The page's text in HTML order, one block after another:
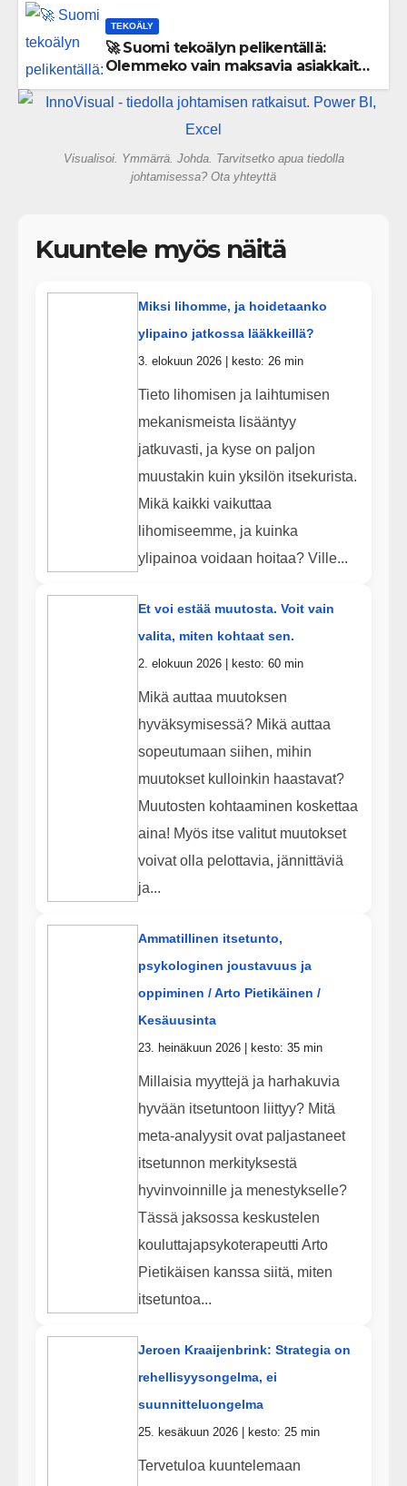
TEKOÄLY
🚀 Suomi tekoälyn pelikentällä:
Olemmeko vain maksavia asiakkaita
gigatehtaan?
Visualisoi. Ymmärrä. Johda. Tarvitsetko apua tiedolla
johtamisessa? Ota yhteyttä
Kuuntele myös näitä
Miksi lihomme, ja hoidetaanko
ylipaino jatkossa lääkkeillä?
3. elokuun 2026 | kesto: 26 min
Tieto lihomisen ja laihtumisen
mekanismeista lisääntyy
jatkuvasti, ja kyse on paljon
muustakin kuin yksilön itsekurista.
Mikä kaikki vaikuttaa
lihomiseemme, ja kuinka
ylipainoa voidaan hoitaa? Ville...
Et voi estää muutosta. Voit vain
valita, miten kohtaat sen.
2. elokuun 2026 | kesto: 60 min
Mikä auttaa muutoksen
hyväksymisessä? Mikä auttaa
sopeutumaan siihen, mihin
muutokset kulloinkin haastavat?
Muutosten kohtaaminen koskettaa
aina! Myös itse valitut muutokset
voivat olla pelottavia, jännittäviä
ja...
Ammatillinen itsetunto,
psykologinen joustavuus ja
oppiminen / Arto Pietikäinen /
Kesäuusinta
23. heinäkuun 2026 | kesto: 35 min
Millaisia myyttejä ja harhakuvia
hyvään itsetuntoon liittyy? Mitä
meta-analyysit ovat paljastaneet
itsetunnon merkityksestä
hyvinvoinnille ja menestykselle?
Tässä jaksossa keskustelen
kouluttajapsykoterapeutti Arto
Pietikäisen kanssa siitä, miten
itsetuntoa...
Jeroen Kraaijenbrink: Strategia on
rehellisyysongelma, ei
suunnitteluongelma
25. kesäkuun 2026 | kesto: 25 min
Tervetuloa kuuntelemaan